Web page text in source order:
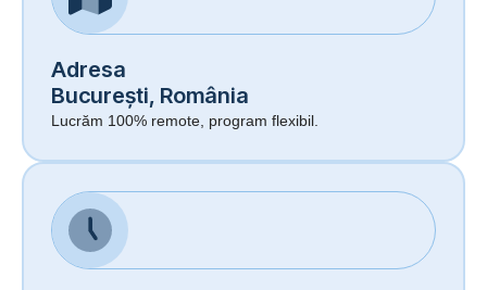
Adresa
București, România
Lucrăm 100% remote, program flexibil.